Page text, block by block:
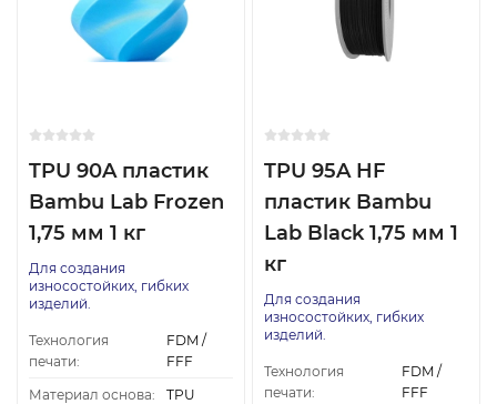
TPU 90A пластик
Bambu Lab Frozen
1,75 мм 1 кг
Для создания
износостойких, гибких
изделий.
Технология
печати:
FDM /
FFF
Материал основа:
TPU
TPU 95A HF
пластик Bambu
Lab Black 1,75 мм 1
кг
Для создания
износостойких, гибких
изделий.
Технология
печати:
FDM /
FFF